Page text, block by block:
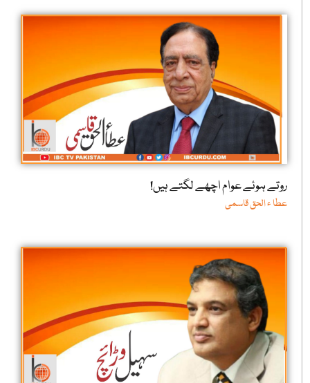
روتے ہوئے عوام اچھے لگتے ہیں!
عطا ء الحق قاسمی